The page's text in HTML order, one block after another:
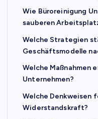
Wie Büroreinigung
sauberen
Welche Strategien
Geschäftsmodelle
Welche Maßnahmen
Unternehmen?
Welche Denkweisen
Widerstandskraft?